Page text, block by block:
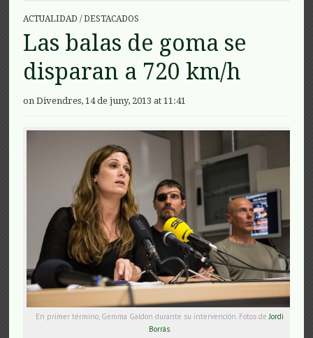
ACTUALIDAD /DESTACADOS
Las balas de goma se
disparan a 720 km/h
on Divendres, 14 de juny, 2013 at 11:41
En primer término, Gemma Galdon durante su intervención. Fotos de Jordi
Borràs.